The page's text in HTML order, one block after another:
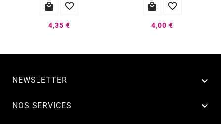
 
4,35 €
 
4,00 €
NEWSLETTER 
NOS SERVICES 